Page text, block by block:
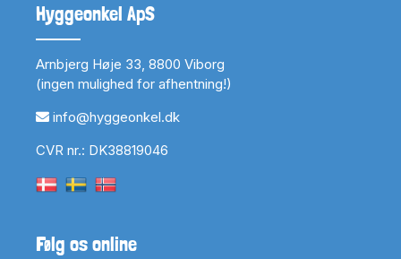
Hyggeonkel ApS
Arnbjerg Høje 33, 8800 Viborg
(ingen mulighed for afhentning!)
info@hyggeonkel.dk
CVR nr.: DK38819046
Følg os online